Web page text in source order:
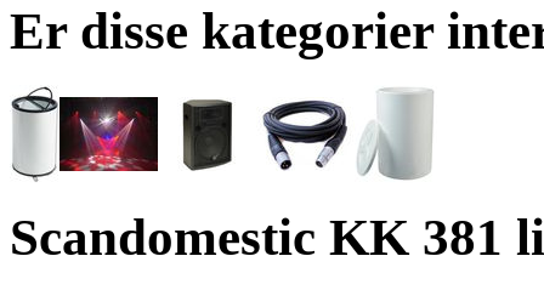
Er disse kategorier
Scandomestic KK 381